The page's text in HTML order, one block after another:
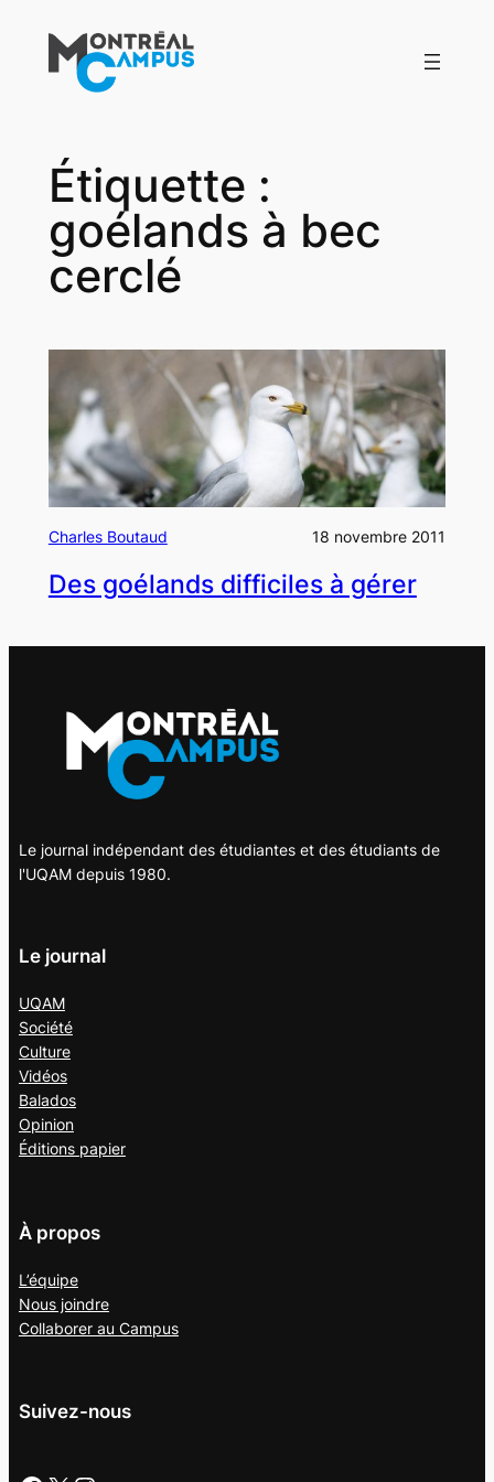
contenu
Étiquette :
goélands à bec
cerclé
Charles Boutaud 18 novembre 2011
Des goélands difficiles à gérer
Le journal indépendant des étudiantes et des étudiants de
l'UQAM depuis 1980.
Le journal
UQAM
Société
Culture
Vidéos
Balados
Opinion
Éditions papier
À propos
L’équipe
Nous joindre
Collaborer au Campus
Suivez-nous